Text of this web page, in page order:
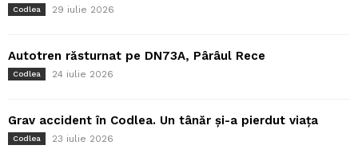
Codlea 29 iulie 2026
Autotren răsturnat pe DN73A, Pârâul Rece
Codlea 24 iulie 2026
Grav accident în Codlea. Un tânăr și-a pierdut viața
Codlea 23 iulie 2026